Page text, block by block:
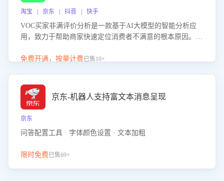
淘宝 | 京东 | 抖音 | 快手
VOC买家非满评价分析是一款基于AI大模型的智能分析应
用，致力于帮助商家快速定位消费者不满意的根本原因。该
客服原因或其它部门原因，明确责任归属，提供可落地的改
改，有效提升客户满意度和店铺整体服务质量。
免费开通，按量计费已售10+
京东-机器人支持富文本消息呈现
京东
问答配置工具 · 字体颜色设置 · 文本加粗
限时免费已售69+